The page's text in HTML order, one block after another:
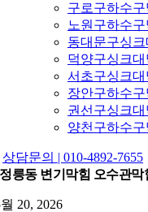
구로구하수
노원구하수
동대문구싱
덕양구싱크
서초구싱크
장안구하수
권선구싱크
양천구하수
상담문의 | 010-4892-7655
정릉동 변기막힘 오수관막
20, 2026